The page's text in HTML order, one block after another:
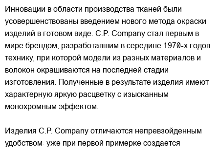
Инновации в области производства тканей были
усовершенствованы введением нового метода окраски
изделий в готовом виде. C.P. Company стал первым в
мире брендом, разработавшим в середине 1970-х годов
технику, при которой модели из разных материалов и
волокон окрашиваются на последней стадии
изготовления. Полученные в результате изделия имеют
характерную яркую расцветку с изысканным
монохромным эффектом.
Изделия C.P. Company отличаются непревзойденным
удобством: уже при первой примерке создается